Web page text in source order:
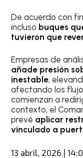
De acuerdo con
incluso buques
tuvieron que
Empresas de
añade presión
inestable,
afectando los
comienzan a
contexto, el
prevé aplicar
vinculado a
13 abril, 2026 |